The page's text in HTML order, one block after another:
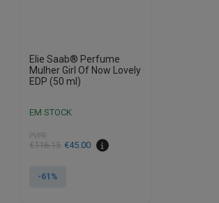
Elie Saab® Perfume
Mulher Girl Of Now Lovely
EDP (50 ml)
EM STOCK
PVPR
€116.15
O
original
€45.00
O
atual
-61%